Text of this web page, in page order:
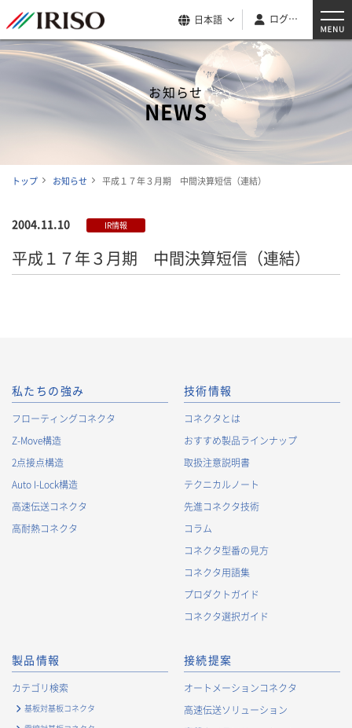
日本語 ログイン
お知らせ
NEWS
トップ お知らせ 平成１７年３月期 中間決算短信（連結）
2004.11.10 IR情報
平成１７年３月期 中間決算短信（連結）
私たちの強み
フローティングコネクタ
Z-Move構造
2点接点構造
Auto I-Lock構造
高速伝送コネクタ
高耐熱コネクタ
技術情報
コネクタとは
おすすめ製品ラインナップ
取扱注意説明書
テクニカルノート
先進コネクタ技術
コラム
コネクタ型番の見方
コネクタ用語集
プロダクトガイド
コネクタ選択ガイド
製品情報
カテゴリ検索
基板対基板コネクタ
接続提案
オートメーションコネクタ
高速伝送ソリューション